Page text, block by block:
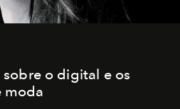
o digital e os
moda